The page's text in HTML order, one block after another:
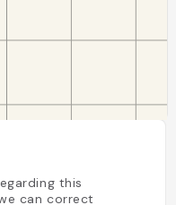
this
can correct